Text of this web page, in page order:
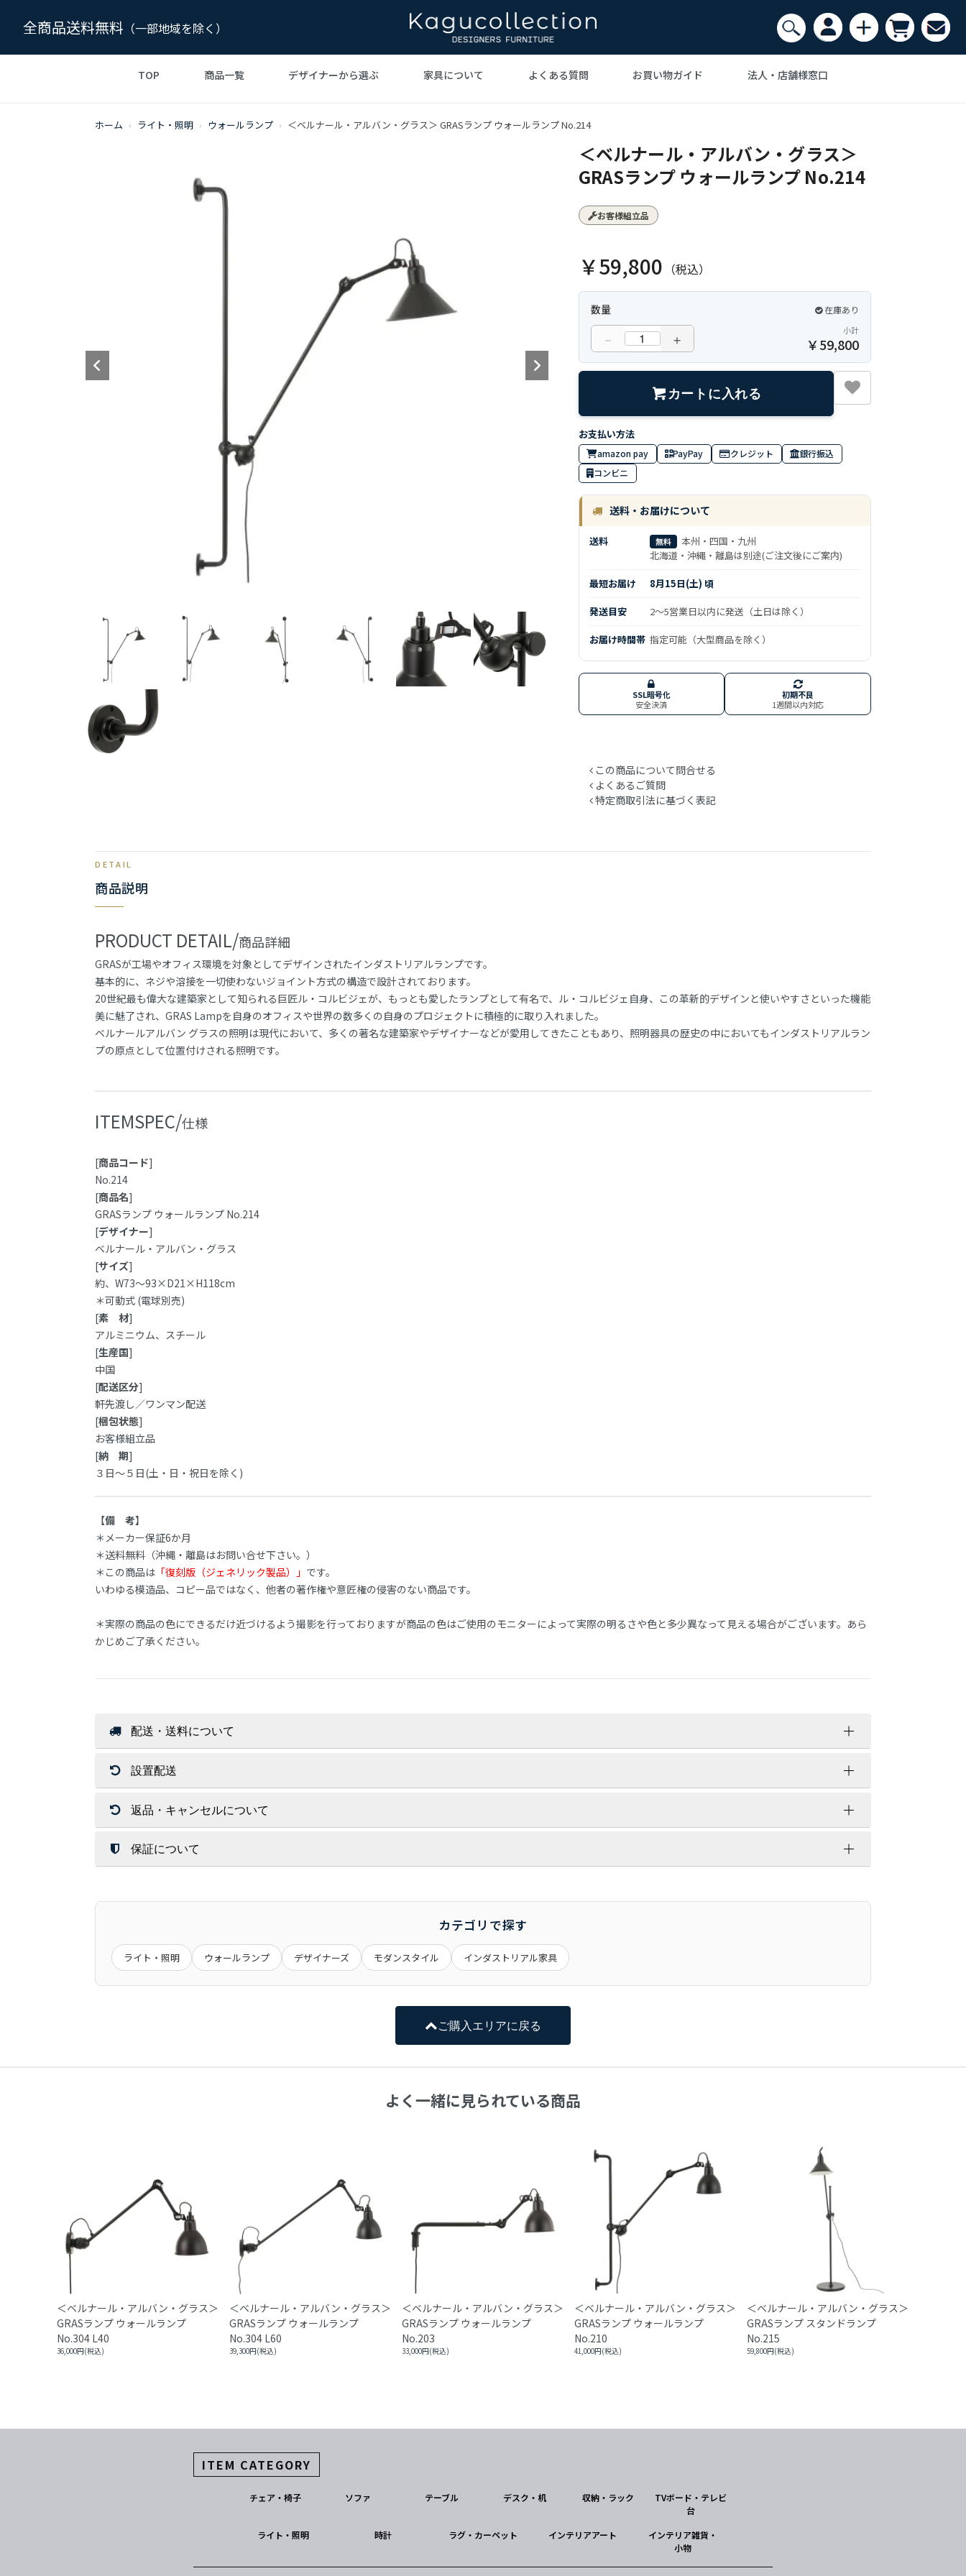
全商品送料無料 （一部地域を除く）
TOP 商品一覧
ラグ・カーペット インテリアアート
デザイナーから選ぶ
イサム・ノグチ ポール・ケアホルム
グラント・フェザーストーン
家具について
スタイル
ジェネリック家具とは
手がけた巨匠たち
よくある質問 お買い物ガイド 法人・店舗様窓口
ホーム › ライト・照明 › ウォールランプ › ＜ベルナール・アルバン・グラス＞ GRASランプ ウォールランプ No.214
＜ベルナール・アルバン・グラス＞
GRASランプ ウォールランプ No.214
お客様組立品
￥59,800 （税込）
数量 在庫あり
－ ＋ 小計
￥59,800
カートに入れる
amazon pay PayPay クレジット
銀行振込
コンビニ
送料・お届けについて
送料 無料
本州・四国・九州
北海道・沖縄・離島は別途(ご注文後にご案内)
最短お届け 8月15日(土) 頃
発送目安 2～5営業日以内に発送（土日は除く）
お届け時間帯 指定可能（大型商品を除く）
SSL暗号化
安全決済
初期不良
1週間以内対応
この商品について問合せる
よくあるご質問
特定商取引法に基づく表記
商品説明
PRODUCT DETAIL/商品詳細
GRASが工場やオフィス環境を対象としてデザインされたインダストリアルランプです。
基本的に、ネジや溶接を一切使わないジョイント方式の構造で設計されております。
20世紀最も偉大な建築家として知られる巨匠ル・コルビジェが、もっとも愛したランプとして有名で、ル・コルビジェ自身、この革新的デザインと使いやすさといった機能
美に魅了され、GRAS Lampを自身のオフィスや世界の数多くの自身のプロジェクトに積極的に取り入れました。
ベルナールアルバン グラスの照明は現代において、多くの著名な建築家やデザイナーなどが愛用してきたこともあり、照明器具の歴史の中においてもインダストリアルラン
プの原点として位置付けされる照明です。
ITEMSPEC/仕様
[商品コード]
No.214
[商品名]
GRASランプ ウォールランプ No.214
[デザイナー]
ベルナール・アルバン・グラス
[サイズ]
約、W73～93×D21×H118cm
＊可動式 (電球別売)
[素 材]
アルミニウム、スチール
[生産国]
中国
[配送区分]
軒先渡し／ワンマン配送
[梱包状態]
お客様組立品
[納 期]
３日～５日(土・日・祝日を除く)
【備 考】
＊メーカー保証6か月
＊送料無料（沖縄・離島はお問い合せ下さい。）
＊この商品は 「復刻版（ジェネリック製品）」 です。
いわゆる模造品、コピー品ではなく、他者の著作権や意匠権の侵害のない商品です。
＊実際の商品の色にできるだけ近づけるよう撮影を行っておりますが商品の色はご使用のモニターによって実際の明るさや色と多少異なって見える場合がございます。あら
かじめご了承ください。
配送・送料について
送 料
店内商品送料無料（一部商品を除く）
北海道・沖縄・離島はその都度お見積りいたします。
配送方法
通常配送
大きな商品は安全のため、玄関先までお手伝いをお願いする場合もございます。
ご注文前に搬入経路などお確かめ下さい。
商品によって発送元が異なる場合がございます。
大型商品につきまして、商品詳細に記載しております。
集合住宅の場合、１階エントランス、戸建ての場合は玄関口でお渡しとなります。
設置配送
開梱設置サービスは、配送員１～２名が配達先にお伺いし家具を設置する場所まで運び、開梱/設置/梱包材処分まで運送業者が行います。
※お荷物の大きさによっては1名配達になります。
北海道・沖縄・離島への配達は行っておりません。
返品・キャンセルについて
返 品
お客様都合（サイズ/色味/木目/イメージ/肌触り/誤注文）での返品は対応しかねますので、ご了承ください。
一定期間経過後はキャンセル料をいただく場合もございます。
商品発送後のキャンセルできませんのでご了承ください。
保証について
記載が無いものにつきましては、６ヶ月間となります。
メーカー商品に関しましては、メーカー保証・代理店保証があるものは、それらに準じます。
業務用として使用したことによる故障および損傷は保証の対象外となります。
カテゴリで探す
ライト・照明 ウォールランプ デザイナーズ モダンスタイル インダストリアル家具
ご購入エリアに戻る
よく一緒に見られている商品
＜ベルナール・アルバン・グラス＞
GRASランプ ウォールランプ
No.304 L40
36,000円(税込)
＜ベルナール・アルバン・グラス＞
GRASランプ ウォールランプ
No.304 L60
39,300円(税込)
＜ベルナール・アルバン・グラス＞
GRASランプ ウォールランプ
No.203
33,000円(税込)
＜ベルナール・アルバン・グラス＞
GRASランプ ウォールランプ
No.210
41,000円(税込)
＜ベルナール・アルバン・グラス＞
GRASランプ スタンドランプ
No.215
59,800円(税込)
ITEM CATEGORY
チェア・椅子 ソファ テーブル デスク・机 収納・ラック
TVボード・テレビ
台
ライト・照明 時計 ラグ・カーペット インテリアアート
インテリア雑貨・
小物